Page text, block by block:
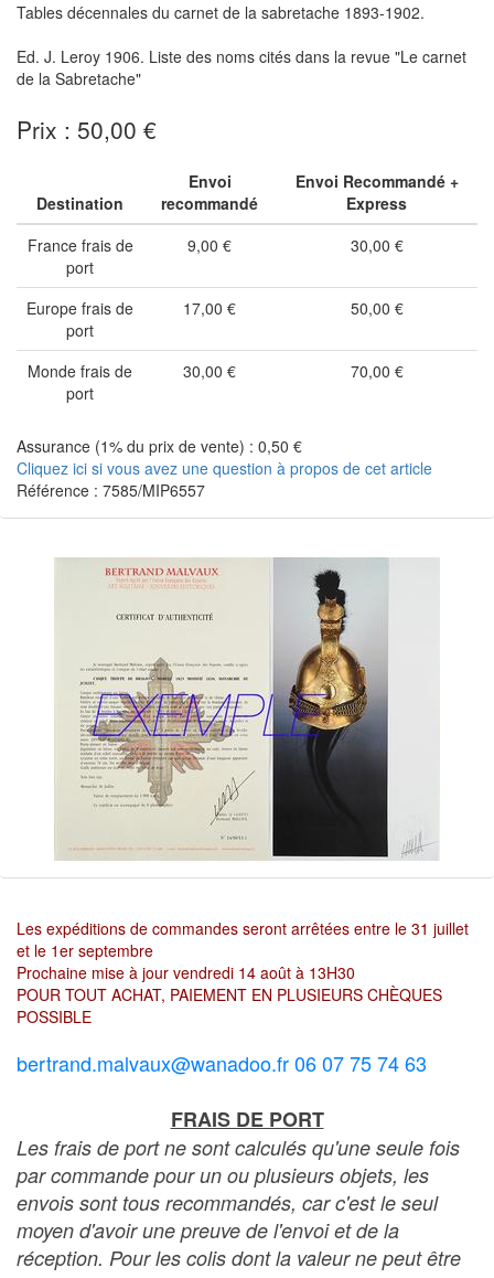
Tables décennales du carnet de la sabretache 1893-1902.
Ed. J. Leroy 1906. Liste des noms cités dans la revue "Le carnet
de la Sabretache"
Prix : 50,00 €
Destination
Envoi
recommandé
Envoi Recommandé +
Express
France frais de
port
9,00 € 30,00 €
Europe frais de
port
17,00 € 50,00 €
Monde frais de
port
30,00 € 70,00 €
Assurance (1% du prix de vente) : 0,50 €
Cliquez ici si vous avez une question à propos de cet article
Référence : 7585/MIP6557
Les expéditions de commandes seront arrêtées entre le 31 juillet
et le 1er septembre
Prochaine mise à jour vendredi 14 août à 13H30
POUR TOUT ACHAT, PAIEMENT EN PLUSIEURS CHÈQUES
POSSIBLE
bertrand.malvaux@wanadoo.fr 06 07 75 74 63
FRAIS DE PORT
Les frais de port ne sont calculés qu'une seule fois
par commande pour un ou plusieurs objets, les
envois sont tous recommandés, car c'est le seul
moyen d'avoir une preuve de l'envoi et de la
réception. Pour les colis dont la valeur ne peut être